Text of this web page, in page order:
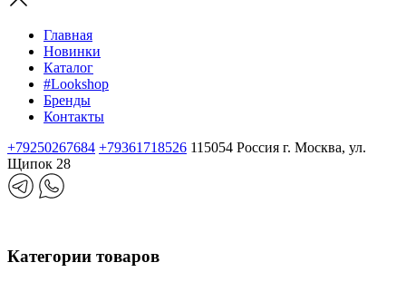
Главная
Новинки
Каталог
#Lookshop
Бренды
Контакты
+79250267684 +79361718526 115054 Россия г. Москва, ул.
Щипок 28
Категории товаров